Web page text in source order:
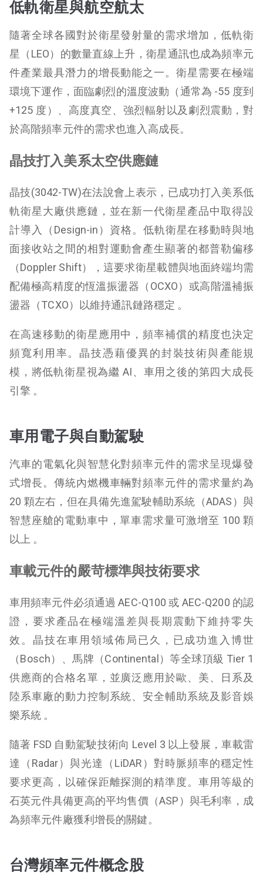
低軌衛星與航空航太
隨著全球各國對於衛星發射量的需求增加，低軌衛
星（LEO）的數量直線上升，衛星通訊也成為頻率元
件產業最具潛力的增長動能之一。衛星需要在極端
環境下運作，面臨劇烈的溫度波動（通常為 -55 度到
+125 度）、高度真空、強烈輻射以及劇烈震動，對
於高階頻率元件的需求也進入高成長。
晶技打入美系太空供應鏈
晶技(3042-TW)在法說會上表示，已成功打入美系低
軌衛星大廠供應鏈，並在新一代衛星產品中取得設
計導入（Design-in）資格。低軌衛星在移動時與地
面接收站之間的相對運動會產生顯著的都普勒偏移
（Doppler Shift），這要求衛星載體與地面終端均需
配備極高精度的恆溫振盪器（OCXO）或高階溫補振
盪器（TCXO）以維持通訊鏈路穩定 。
在高速移動的衛星應用中，頻率補償的精度也決定
頻寬利用率。晶技憑藉優異的封裝技術與產能規
模，將低軌衛星視為繼 AI、車用之後的第四大成長
引擎 。
車用電子與自動駕駛
汽車的電氣化與智慧化對頻率元件的需求呈現爆發
式增長。傳統內燃機車輛對頻率元件的需求量約為
20 顆左右，但在具備先進駕駛輔助系統（ADAS）與
智慧座艙的電動車中，單車需求量可激增至 100 顆
以上 。
車載元件的嚴苛標準與技術要求
車用頻率元件必須通過 AEC-Q100 或 AEC-Q200 的認
證，要求產品在極端溫差與長期震動下維持零失
效。晶技在車用領域佈局已久，已成功進入博世
（Bosch）、馬牌（Continental）等全球頂級 Tier 1
供應商的合格名單，並廣泛應用於歐、美、日系及
陸系車廠的動力控制系統、安全輔助系統及影音娛
樂系統 。
隨著 FSD 自動駕駛技術向 Level 3 以上發展，車載雷
達（Radar）與光達（LiDAR）對時脈頻率的穩定性
要求更高，以確保距離探測的精準度。車用等級的
石英元件具備更高的平均售價（ASP）與毛利率，成
為頻率元件廠獲利增長的關鍵。
台灣頻率元件概念股